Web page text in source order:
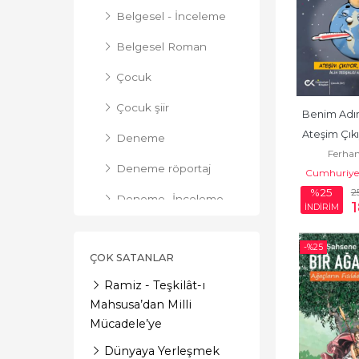
Belgesel - İnceleme
Belgesel Roman
Çocuk
Çocuk şiir
Deneme
Deneme röportaj
Deneme- İnceleme
Derleme
Derleme -
Yaşamöyküsü
ÇOK SATANLAR
Ramiz - Teşkilât-ı
Mahsusa’dan Milli
Mücadele’ye
Dünyaya Yerleşmek
Benim
Ateşim
%25
İNDİRİM
-%25